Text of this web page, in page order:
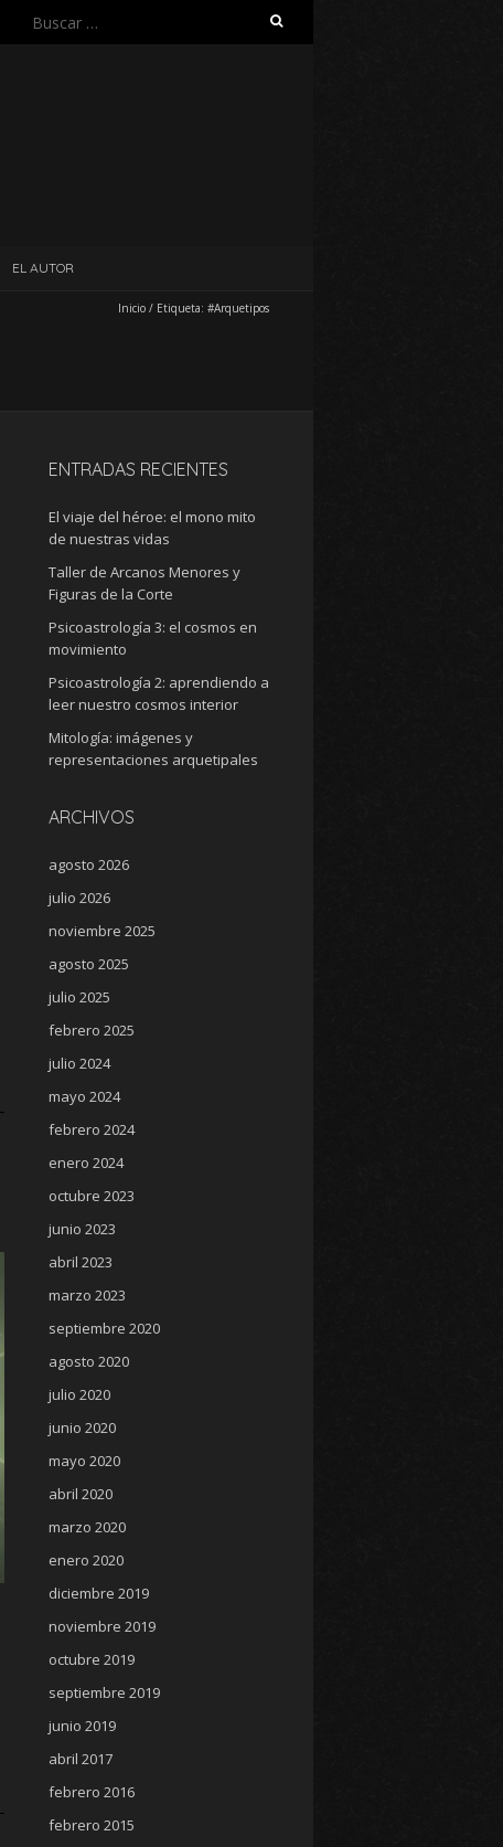
Buscar:
EL AUTOR
Inicio / Etiqueta: #Arquetipos
ENTRADAS RECIENTES
El viaje del héroe: el mono mito
de nuestras vidas
Taller de Arcanos Menores y
Figuras de la Corte
Psicoastrología 3: el cosmos en
movimiento
Psicoastrología 2: aprendiendo a
leer nuestro cosmos interior
Mitología: imágenes y
representaciones arquetipales
ARCHIVOS
agosto 2026
julio 2026
noviembre 2025
agosto 2025
julio 2025
febrero 2025
julio 2024
mayo 2024
febrero 2024
enero 2024
octubre 2023
junio 2023
abril 2023
marzo 2023
septiembre 2020
agosto 2020
julio 2020
junio 2020
mayo 2020
abril 2020
marzo 2020
enero 2020
diciembre 2019
noviembre 2019
octubre 2019
septiembre 2019
junio 2019
abril 2017
febrero 2016
febrero 2015